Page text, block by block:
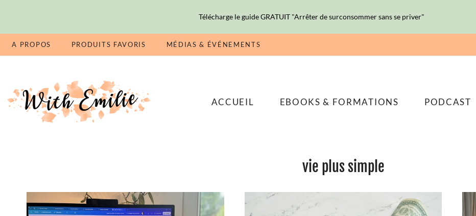
A PROPOS PRODUITS FAVORIS MÉDIAS & ÉVÉNEMENTS
ACCUEIL EBOOKS & FORMATIONS PODCAST
vie plus simple
Télécharge le guide GRATUIT "Arrêter de surconsommer sans se priver"